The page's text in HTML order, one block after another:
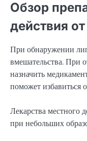
Обзор
действия
При обнаружении
вмешательства. При
назначить
поможет избавиться
Лекарства местного
при небольших